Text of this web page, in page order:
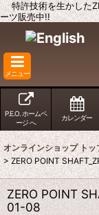
特許技術を生かした
ーツ販売中!!
メニュー
P.E.O. ホームペ
ージ へ
カレンダー
オンラインショップ トッ
> ZERO POINT
ZERO POINT
01-08